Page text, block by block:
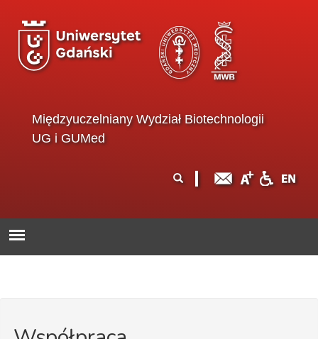
Międzyuczelniany Wydział Biotechnologii
UG i GUMed
wyszukiwania